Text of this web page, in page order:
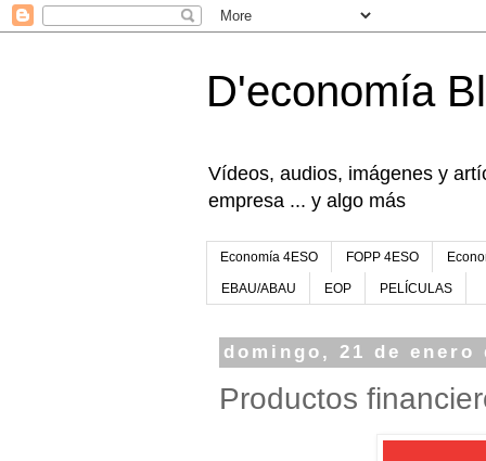
D'economía
Vídeos, audios, imágenes y
empresa ... y algo más
Economía 4ESO FOPP 4ESO
EBAU/ABAU EOP PELÍCULAS
domingo, 21 de enero
Productos